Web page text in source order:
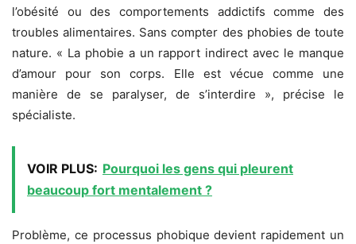
l’obésité ou des comportements addictifs comme des
troubles alimentaires. Sans compter des phobies de toute
nature. « La phobie a un rapport indirect avec le manque
d’amour pour son corps. Elle est vécue comme une
manière de se paralyser, de s’interdire », précise le
spécialiste.
VOIR PLUS: Pourquoi les gens qui pleurent
beaucoup fort mentalement ?
Problème, ce processus phobique devient rapidement un